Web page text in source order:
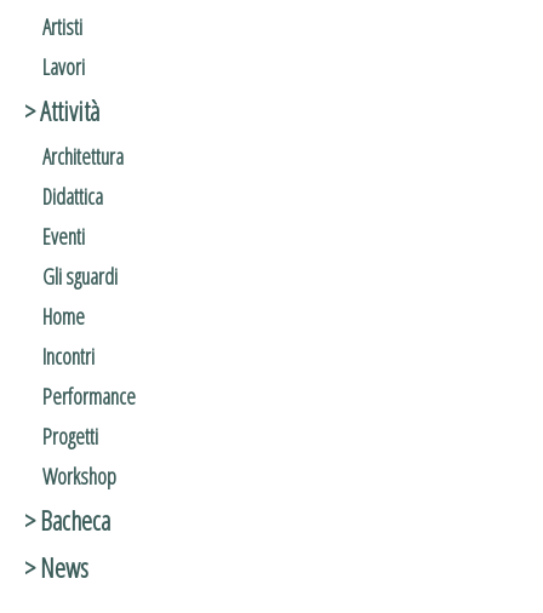
Artisti
Lavori
> Attività
Architettura
Didattica
Eventi
Gli sguardi
Home
Incontri
Performance
Progetti
Workshop
> Bacheca
> News